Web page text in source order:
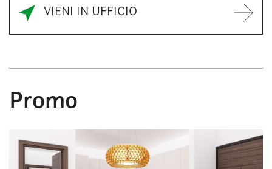
VIENI IN UFFICIO
Promo